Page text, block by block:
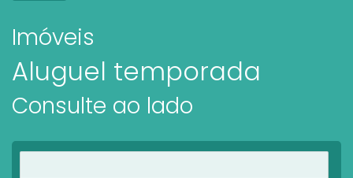
Imóveis
Aluguel temporada
Consulte ao lado